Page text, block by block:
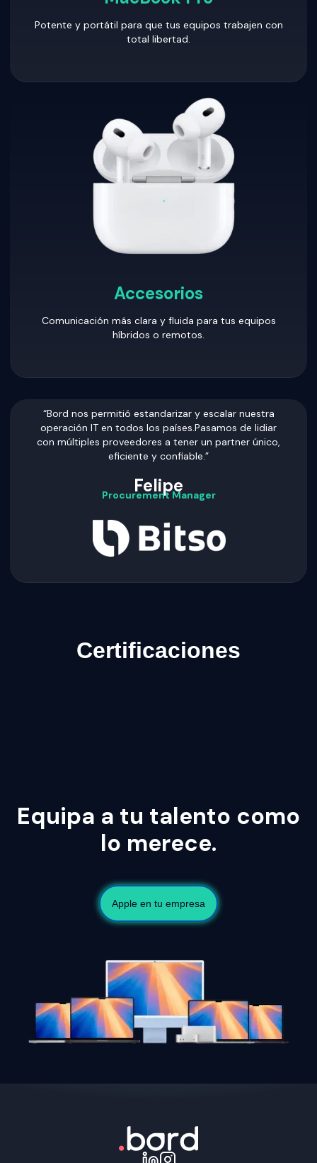
Potente y portátil para que tus equipos trabajen con
total libertad.
Accesorios
Comunicación más clara y fluida para tus equipos
híbridos o remotos.
“Bord nos permitió estandarizar y escalar nuestra
operación IT en todos los países.Pasamos de lidiar
con múltiples proveedores a tener un partner único,
eficiente y confiable.”
Felipe
Procurement Manager
Certificaciones
Equipa a tu talento como
lo merece.
Apple en tu empresa